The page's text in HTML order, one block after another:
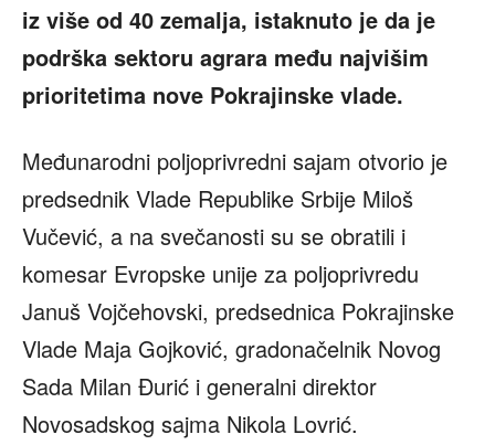
iz više od 40 zemalja, istaknuto je da je
podrška sektoru agrara među najvišim
prioritetima nove Pokrajinske vlade.
Međunarodni poljoprivredni sajam otvorio je
predsednik Vlade Republike Srbije Miloš
Vučević, a na svečanosti su se obratili i
komesar Evropske unije za poljoprivredu
Januš Vojčehovski, predsednica Pokrajinske
Vlade Maja Gojković, gradonačelnik Novog
Sada Milan Đurić i generalni direktor
Novosadskog sajma Nikola Lovrić.